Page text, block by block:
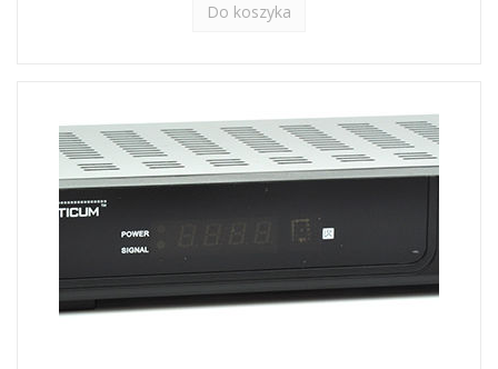
Do koszyka